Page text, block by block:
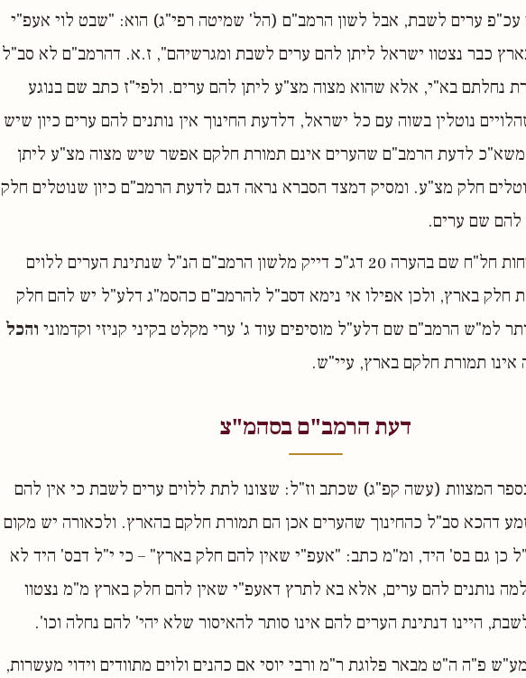
עכ"פ ערים לשבת, אבל לשון הרמב"ם (הל' שמיטה רפי"ג) הוא: "שבט לוי אעפ"י
כבר נצטוו ישראל ליתן להם ערים לשבת ומגרשיהם", ז.א. דהרמב"ם לא סב"ל
נחלתם בא"י, אלא שהוא מצוה מצ"ע ליתן להם ערים. ולפי"ז כתב שם בנוגע
נוטלין בשוה עם כל ישראל, דלדעת החינוך אין נותנים להם ערים כיון שיש
לדעת הרמב"ם שהערים אינם תמורת חלקם אפשר שיש מצוה מצ"ע ליתן
חלק מצ"ע. ומסיק דמצד הסברא נראה דגם לדעת הרמב"ם כיון שנוטלים חלק
להם שם ערים.
ועי' גם לקוטי שיחות חל"ח שם בהערה 20 דג"כ דייק מלשון הרמב"ם הנ"ל שנתינת הערים ללוים
חלק בארץ, ולכן אפילו אי נימא דסב"ל להרמב"ם כהסמ"ג דלע"ל יש להם חלק
למ"ש הרמב"ם שם דלע"ל מוסיפים עוד ג' ערי מקלט בקיני קניזי וקדמוני והכל
אינו תמורת חלקם בארץ, עיי"ש.
דעת הרמב"ם בסהמ"צ
המצוות (עשה קפ"ג) שכתב וז"ל: שצונו לתת ללוים ערים לשבת כי אין להם
דהכא סב"ל כהחינוך שהערים אכן הם תמורת חלקם בהארץ. ולכאורה יש מקום
כן גם בס' היד, ומ"מ כתב: "אעפ"י שאין להם חלק בארץ" – כי י"ל דבס' היד לא
נותנים להם ערים, אלא בא לתרץ דאעפ"י שאין להם חלק בארץ מ"מ נצטוו
היינו דנתינת הערים להם אינו סותר להאיסור שלא יהי' להם נחלה וכו'.
פ"ה ה"ט מבאר פלוגת ר"מ ורבי יוסי אם כהנים ולוים מתוודים וידוי מעשרות,